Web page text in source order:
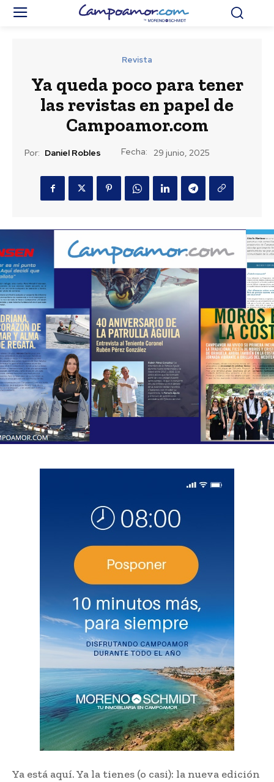
Revista
Ya queda poco para tener
las revistas en papel de
Campoamor.com
Por: Daniel Robles Fecha: 29 junio, 2025
Ya está aquí. Ya la tienes (o casi): la nueva edición